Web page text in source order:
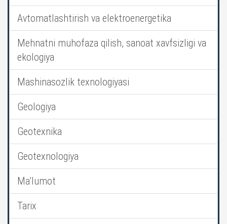
Avtomatlashtirish va elektroenergetika
Mehnatni muhofaza qilish, sanoat xavfsizligi va
ekologiya
Mashinasozlik texnologiyasi
Geologiya
Geotexnika
Geotexnologiya
Ma’lumot
Tarix